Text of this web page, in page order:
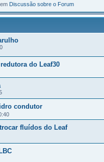
Discussão sobre o Forum
do Leaf30
condutor
fluídos do Leaf